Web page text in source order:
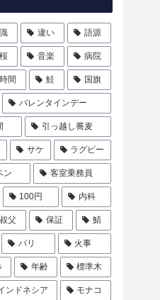
違い 語源
桜 音楽 病院
時間 鮭 国旗
バレンタインデー
引っ越し蕎麦
サケ ラグビー
ン 客室乗務員
100円 内科
叔父 保証 鯖
パリ 火事
年齢 標準木
ンドネシア モナコ